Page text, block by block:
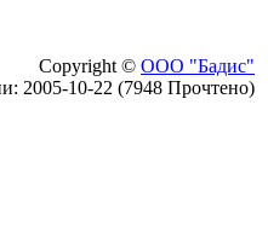
Copyright © ООО "Бадис"
2005-10-22 (7948 Прочтено)